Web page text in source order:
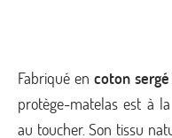
Fabriqué en coton
protège-matelas est à
au toucher. Son tissu